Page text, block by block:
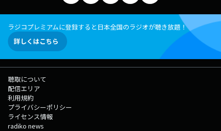
ラジコプレミアムに登録すると日本全国のラジオが聴き放題！
詳しくはこちら
聴取について
配信エリア
利用規約
プライバシーポリシー
ライセンス情報
radiko news